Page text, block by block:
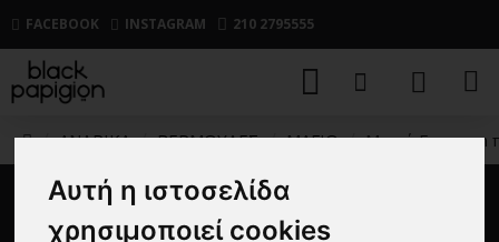
Αυτή η ιστοσελίδα
χρησιμοποιεί cookies
FACEBOOK INSTAGRAM 210 2795555
ΑΝΔΡΙΚΑ ΒΕΡΜΟΥΔΕΣ ΜΑΓΙΟ Μαγιό Emerson
Μαγιό Emerson πράσινο